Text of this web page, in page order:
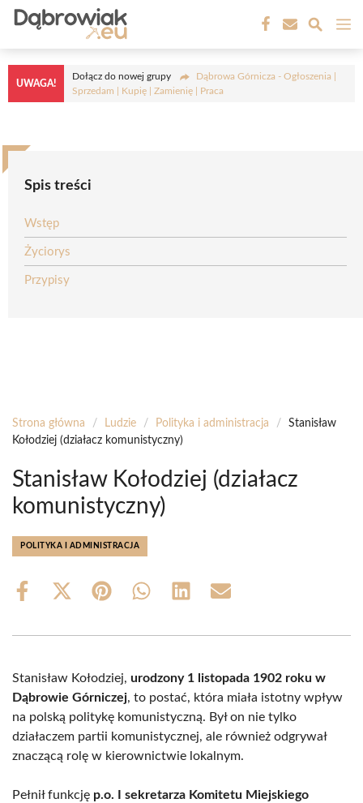
Przejdź
treści
UWAGA!
Dołącz do nowej grupy
Dąbrowa Górnicza - Ogłoszenia |
Sprzedam | Kupię | Zamienię | Praca
Spis treści
Wstęp
Życiorys
Przypisy
Strona główna / Ludzie / Polityka i administracja /
Stanisław
Kołodziej (działacz komunistyczny)
Stanisław Kołodziej (działacz
komunistyczny)
POLITYKA I ADMINISTRACJA
Share
Share
(Twitter)
Share Share Share Share
Stanisław Kołodziej, urodzony 1 listopada 1902 roku w
Dąbrowie Górniczej, to postać, która miała istotny wpływ
na polską politykę komunistyczną. Był on nie tylko
działaczem partii komunistycznej, ale również odgrywał
znaczącą rolę w kierownictwie lokalnym.
Pełnił funkcję p.o. I sekretarza Komitetu Miejskiego